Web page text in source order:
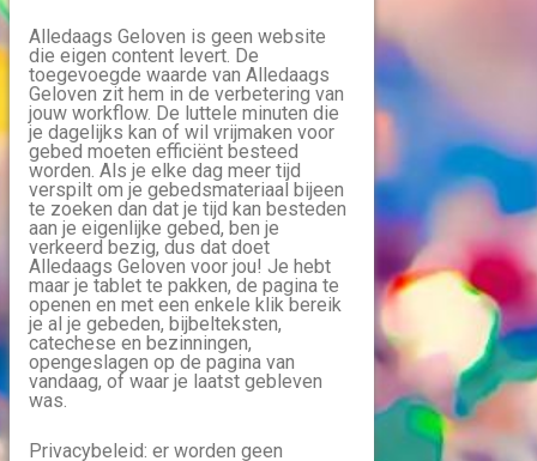
Alledaags Geloven is geen website
die eigen content levert. De
toegevoegde waarde van Alledaags
Geloven zit hem in de verbetering van
jouw workflow. De luttele minuten die
je dagelijks kan of wil vrijmaken voor
gebed moeten efficiënt besteed
worden. Als je elke dag meer tijd
verspilt om je gebedsmateriaal bijeen
te zoeken dan dat je tijd kan besteden
aan je eigenlijke gebed, ben je
verkeerd bezig, dus dat doet
Alledaags Geloven voor jou! Je hebt
maar je tablet te pakken, de pagina te
openen en met een enkele klik bereik
je al je gebeden, bijbelteksten,
catechese en bezinningen,
opengeslagen op de pagina van
vandaag, of waar je laatst gebleven
was.
Privacybeleid: er worden geen